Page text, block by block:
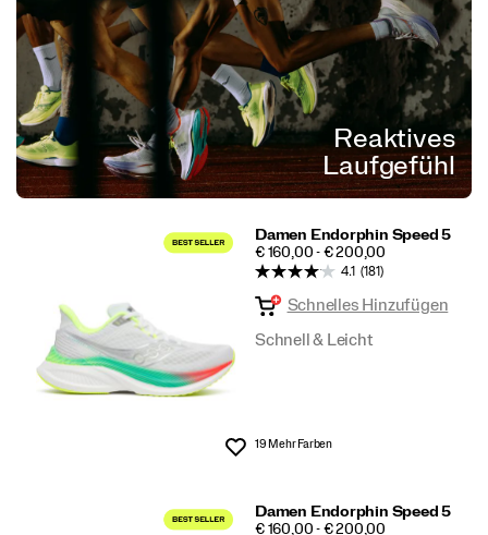
Reaktives
Laufgefühl
Damen Endorphin Speed 5
PRICE
€ 160,00 - € 200,00
Wunschliste
4.1 (181)
Schnelles Hinzufügen
Schnell & Leicht
19 Mehr Farben
Damen Endorphin Speed 5
PRICE
€ 160,00 - € 200,00